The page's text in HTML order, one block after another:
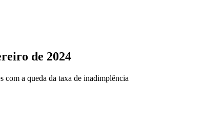
de 2024
com a queda da taxa de inadimplência